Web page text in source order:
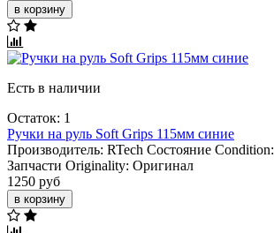
в корзину
Есть в наличии
Остаток: 1
Ручки на руль Soft Grips 115мм синие
Производитель: RTech Состояние Condition:
Запчасти Originality: Оригинал
1250 руб
в корзину